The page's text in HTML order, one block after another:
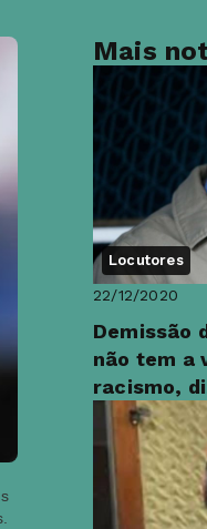
Mais
Locutores
22/12/2020
Demissão
não tem a
racismo,